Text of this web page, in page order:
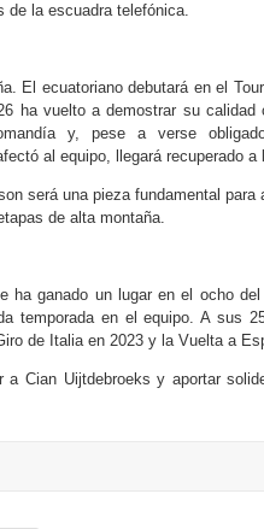
de la escuadra telefónica.
El ecuatoriano debutará en el
ha vuelto a demostrar su
y, pese a verse
al equipo, llegará recuperado
será una pieza fundamental para
de alta montaña.
ha ganado un lugar en el ocho
temporada en el equipo. A sus
de Italia en 2023 y la Vuelta a
a Cian Uijtdebroeks y aportar